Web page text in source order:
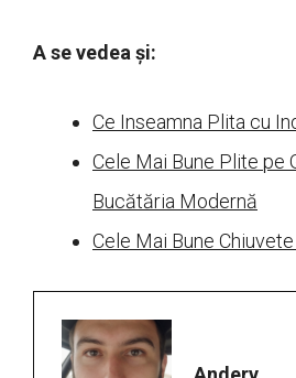
A se vedea și:
Ce Inseamna Plita cu
Cele Mai Bune Plite pe
Bucătăria Modernă
Cele Mai Bune